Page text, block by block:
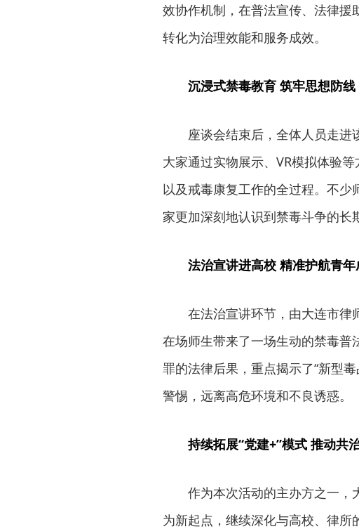
效协作机制，在普法宣传、法律
转化为治理效能和服务成效。
沉浸式禁毒教育 筑牢思想防线
座谈会结束后，全体人员走进
大家通过实物展示、VR模拟体验
以及戒毒康复工作的全过程。不
家更加深刻地认识到禁毒斗争的长
法治宣讲进高校 精准护航青年
在法治宣讲环节，由大连市律
在场师生带来了一场生动的禁毒
罪的法律后果，重点揭示了“新型
警惕，远离高危环境和不良诱惑。
持续拓展“党建+”模式 推动共
作为本次活动的主办方之一，
为新起点，继续深化与高校、律所